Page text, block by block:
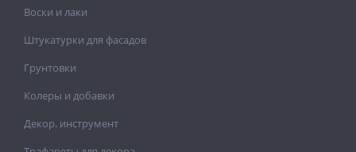
Воски и лаки
Штукатурки для фасадов
Грунтовки
Колеры и добавки
Декор. инструмент